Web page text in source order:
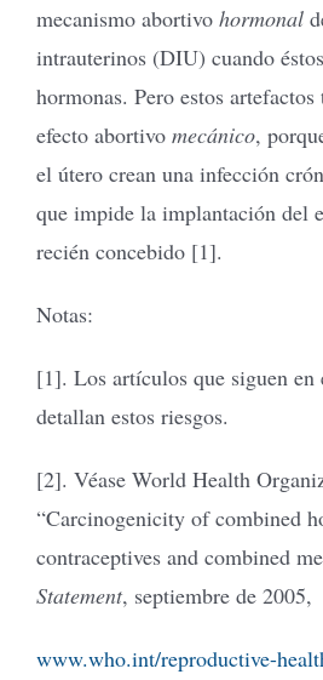
mecanismo abortivo hormonal
intrauterinos (DIU) cuando
hormonas. Pero estos
efecto abortivo mecánico,
el útero crean una infección
que impide la implantación del
recién concebido [1].
Notas:
[1]. Los artículos que siguen en
detallan estos riesgos.
[2]. Véase World Health
“Carcinogenicity of combined
contraceptives and combined
Statement, septiembre de 2005,
www.who.int/reproductive-